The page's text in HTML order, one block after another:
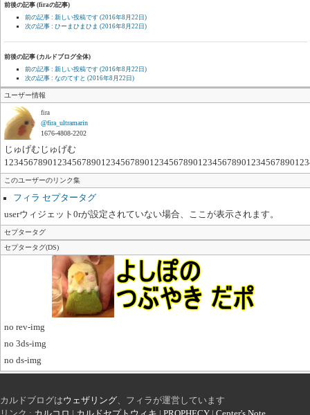
前後の記事 (firaの記事)
前の記事 : 新しい投稿です (2016年8月22日)
次の記事 : ひーまひまひま (2016年8月22日)
前後の記事 (カルドブログ全体)
前の記事 : 新しい投稿です (2016年8月22日)
次の記事 : なのてすと (2016年8月22日)
ユーザー情報
fira
@fira_ultramarin
1676-4808-2202
じゅげむじゅげむ
このユーザーのリンク集
フィラ セプタータグ
userウィジェット0rが設定されていない場合、ここが表示されます。
セプタータグ
セプタータグ(DS)
no rev-img
no 3ds-img
no ds-img
カルドブログはウェザリング 、フィラが運営しています